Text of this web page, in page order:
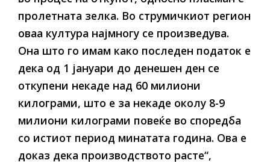
пролетната зелка. Во струмичкиот регион
оваа култура најмногу се произведува.
Она што го имам како последен податок е
дека од 1 јануари до денешен ден се
откупени некаде над 60 милиони
килограми, што е за некаде околу 8-9
милиони килограми повеќе во споредба
со истиот период минатата година. Ова е
доказ дека производството расте“,